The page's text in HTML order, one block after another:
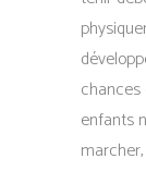
enfants